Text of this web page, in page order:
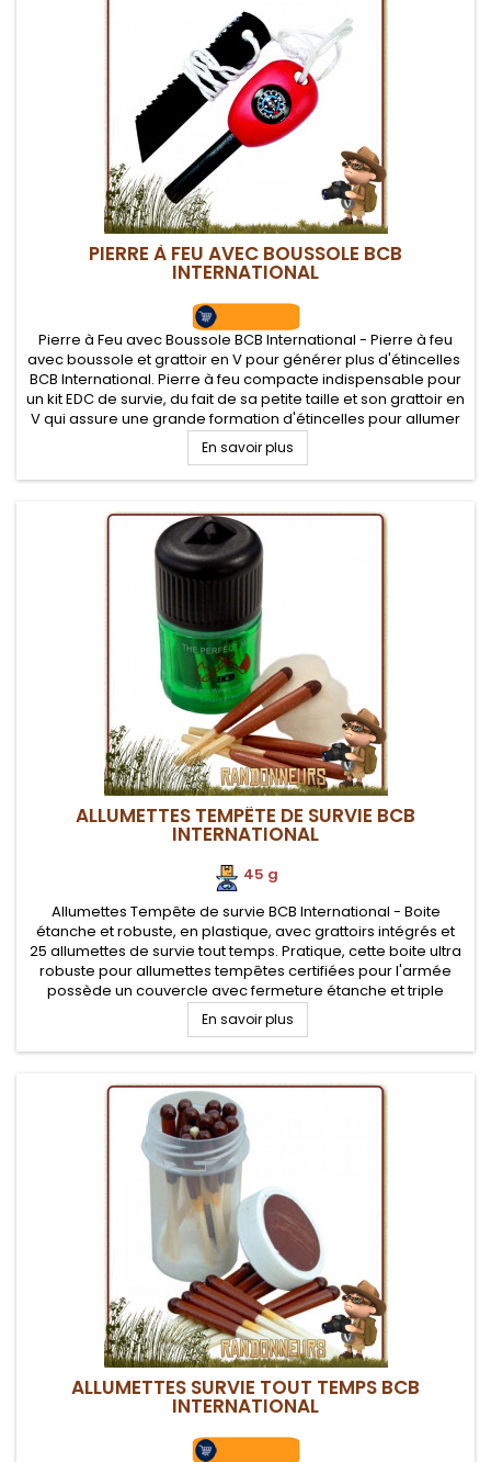
PIERRE À FEU AVEC BOUSSOLE BCB
INTERNATIONAL
Pierre à Feu avec Boussole BCB International - Pierre à feu
avec boussole et grattoir en V pour générer plus d'étincelles
BCB International. Pierre à feu compacte indispensable pour
un kit EDC de survie, du fait de sa petite taille et son grattoir en
V qui assure une grande formation d'étincelles pour allumer
son feu de camp ou initier la flamme du...
En savoir plus
ALLUMETTES TEMPÊTE DE SURVIE BCB
INTERNATIONAL
45 g
Allumettes Tempête de survie BCB International - Boite
étanche et robuste, en plastique, avec grattoirs intégrés et
25 allumettes de survie tout temps. Pratique, cette boite ultra
robuste pour allumettes tempêtes certifiées pour l'armée
possède un couvercle avec fermeture étanche et triple
grattoir intégré.
En savoir plus
ALLUMETTES SURVIE TOUT TEMPS BCB
INTERNATIONAL